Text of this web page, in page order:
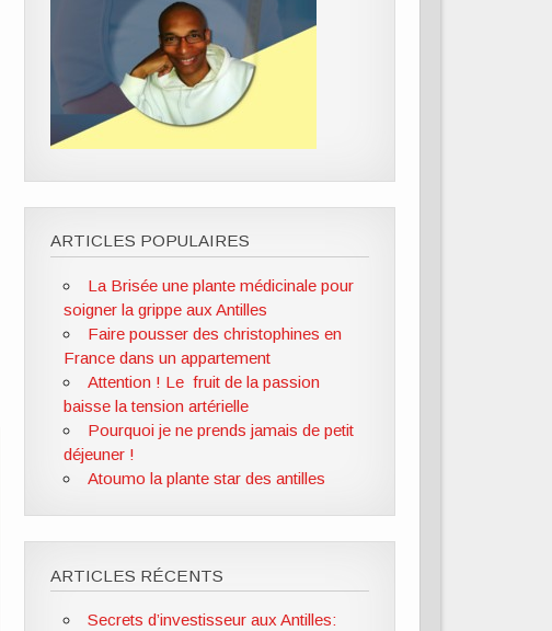
ARTICLES POPULAIRES
La Brisée une plante médicinale pour
soigner la grippe aux Antilles
Faire pousser des christophines en
France dans un appartement
Attention ! Le fruit de la passion
baisse la tension artérielle
Pourquoi je ne prends jamais de petit
déjeuner !
Atoumo la plante star des antilles
ARTICLES RÉCENTS
Secrets d’investisseur aux Antilles: